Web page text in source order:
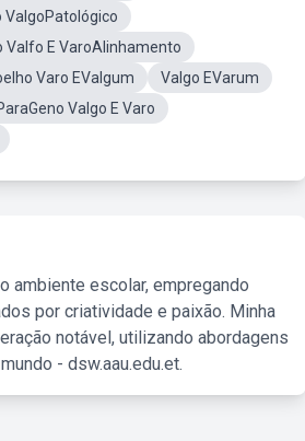
ValgoPatológico
Valfo E VaroAlinhamento
Varo EValgum
Valgo EVarum
Valgo E Varo
ambiente escolar, empregando
por criatividade e paixão. Minha
notável, utilizando abordagens
- dsw.aau.edu.et.